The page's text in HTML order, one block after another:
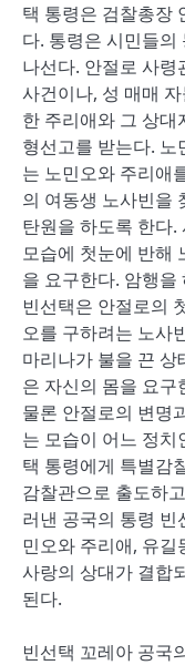
택 통령은 검찰총장
다. 통령은 시민들
나선다. 안절로 사령
사건이나, 성 매매
한 주리애와 그 상
형선고를 받는다.
는 노민오와 주리애
의 여동생 노사빈을
탄원을 하도록 한다
모습에 첫눈에 반해
을 요구한다. 암행을
빈선택은 안절로의
오를 구하려는 노사
마리나가 불을 끈 상
은 자신의 몸을 요
물론 안절로의 변명
는 모습이 어느 정치
택 통령에게 특별감
감찰관으로 출도하
러낸 공국의 통령
민오와 주리애, 유
사랑의 상대가 결합
된다.
빈선택 꼬레아 공국